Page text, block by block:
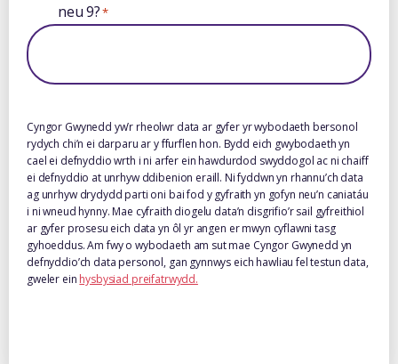
neu 9?*
Cyngor Gwynedd yw’r rheolwr data ar gyfer yr wybodaeth bersonol
rydych chi’n ei darparu ar y ffurflen hon. Bydd eich gwybodaeth yn
cael ei defnyddio wrth i ni arfer ein hawdurdod swyddogol ac ni chaiff
ei defnyddio at unrhyw ddibenion eraill. Ni fyddwn yn rhannu’ch data
ag unrhyw drydydd parti oni bai fod y gyfraith yn gofyn neu’n caniatáu
i ni wneud hynny. Mae cyfraith diogelu data’n disgrifio’r sail gyfreithiol
ar gyfer prosesu eich data yn ôl yr angen er mwyn cyflawni tasg
gyhoeddus. Am fwy o wybodaeth am sut mae Cyngor Gwynedd yn
defnyddio’ch data personol, gan gynnwys eich hawliau fel testun data,
gweler ein hysbysiad preifatrwydd.